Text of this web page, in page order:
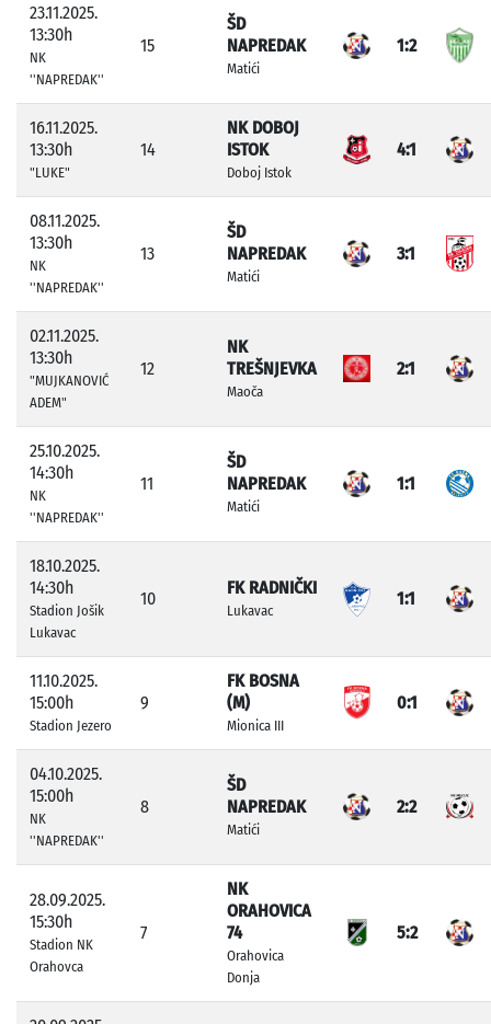
23.11.2025.
13:30h
NK
''NAPREDAK''
15
ŠD
NAPREDAK
Matići
1:2
16.11.2025.
13:30h
"LUKE"
14
NK DOBOJ
ISTOK
Doboj Istok
4:1
08.11.2025.
13:30h
NK
''NAPREDAK''
13
ŠD
NAPREDAK
Matići
3:1
02.11.2025.
13:30h
"MUJKANOVIĆ
ADEM"
12
NK
TREŠNJEVKA
Maoča
2:1
25.10.2025.
14:30h
NK
''NAPREDAK''
11
ŠD
NAPREDAK
Matići
1:1
18.10.2025.
14:30h
Stadion Jošik
Lukavac
10
FK RADNIČKI
Lukavac
1:1
11.10.2025.
15:00h
Stadion Jezero
9
FK BOSNA
(M)
Mionica III
0:1
04.10.2025.
15:00h
NK
''NAPREDAK''
8
ŠD
NAPREDAK
Matići
2:2
28.09.2025.
15:30h
Stadion NK
Orahovca
7
NK
ORAHOVICA
74
Orahovica
Donja
5:2